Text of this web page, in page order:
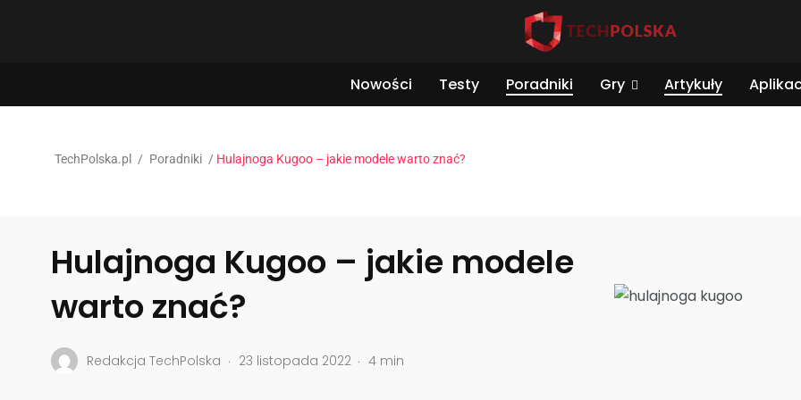
Nowości Testy Poradniki Gry Artykuły
TechPolska.pl / Poradniki / Hulajnoga Kugoo – jakie modele warto znać?
Hulajnoga Kugoo – jakie modele
warto znać?
Redakcja TechPolska . 23 listopada 2022 . 4 min